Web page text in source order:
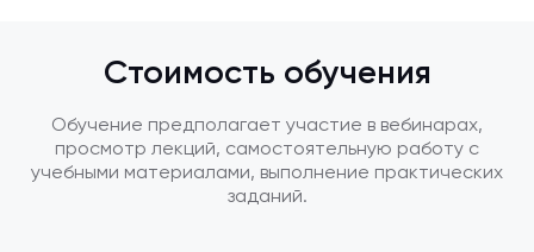
Стоимость обучения
Обучение предполагает участие в вебинарах,
просмотр лекций, самостоятельную работу с
учебными материалами, выполнение практических
заданий.